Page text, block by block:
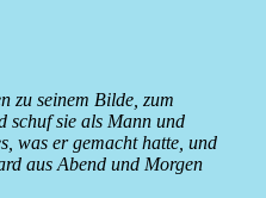
zu seinem Bilde, zum
schuf sie als Mann und
was er gemacht hatte, und
aus Abend und Morgen